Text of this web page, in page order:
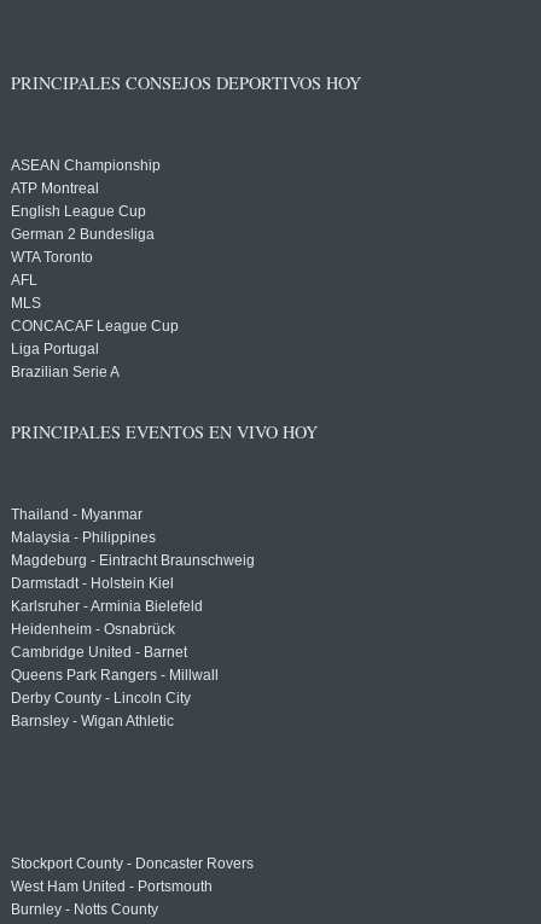
PRINCIPALES CONSEJOS DEPORTIVOS HOY
ASEAN Championship
ATP Montreal
English League Cup
German 2 Bundesliga
WTA Toronto
AFL
MLS
CONCACAF League Cup
Liga Portugal
Brazilian Serie A
PRINCIPALES EVENTOS EN VIVO HOY
Thailand - Myanmar
Malaysia - Philippines
Magdeburg - Eintracht Braunschweig
Darmstadt - Holstein Kiel
Karlsruher - Arminia Bielefeld
Heidenheim - Osnabrück
Cambridge United - Barnet
Queens Park Rangers - Millwall
Derby County - Lincoln City
Barnsley - Wigan Athletic
Stockport County - Doncaster Rovers
West Ham United - Portsmouth
Burnley - Notts County